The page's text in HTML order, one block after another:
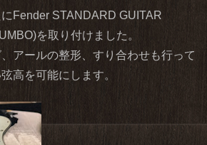
Fender STANDARD GUITAR
を取り付けました。
アールの整形、すり合わせも行って
高を可能にします。